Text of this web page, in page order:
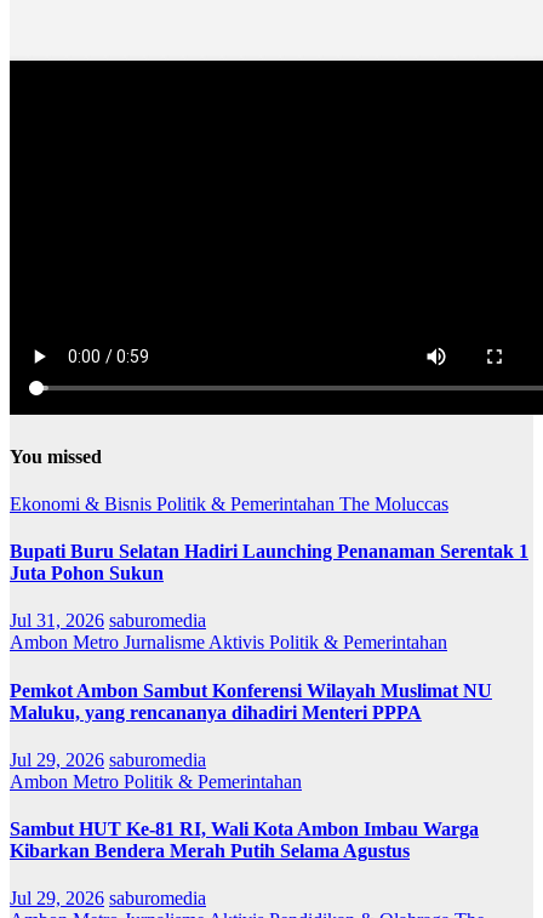
You missed
Ekonomi & Bisnis Politik & Pemerintahan The Moluccas
Bupati Buru Selatan Hadiri Launching Penanaman Serentak 1
Juta Pohon Sukun
Jul 31, 2026 saburomedia
Ambon Metro Jurnalisme Aktivis Politik & Pemerintahan
Pemkot Ambon Sambut Konferensi Wilayah Muslimat NU
Maluku, yang rencananya dihadiri Menteri PPPA
Jul 29, 2026 saburomedia
Ambon Metro Politik & Pemerintahan
Sambut HUT Ke-81 RI, Wali Kota Ambon Imbau Warga
Kibarkan Bendera Merah Putih Selama Agustus
Jul 29, 2026 saburomedia